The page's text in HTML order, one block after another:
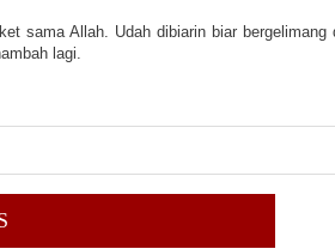
sama Allah. Udah dibiarin biar
lagi.